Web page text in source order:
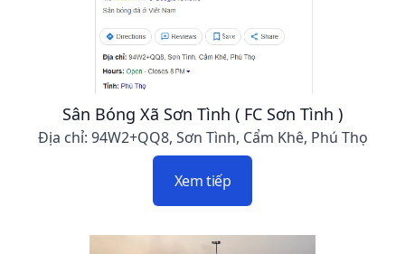
Sân Bóng Xã Sơn Tình ( FC Sơn Tình )
Địa chỉ: 94W2+QQ8, Sơn Tình, Cẩm Khê, Phú Thọ
Xem tiếp